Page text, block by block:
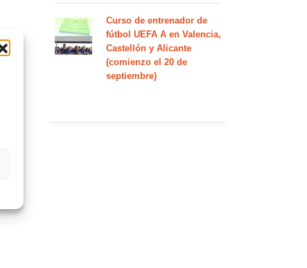
Curso de entrenador de
fútbol UEFA A en Valencia,
Castellón y Alicante
(comienzo el 20 de
septiembre)